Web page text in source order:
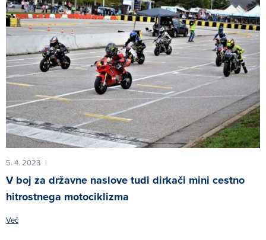
5. 4. 2023 |
V boj za državne naslove tudi dirkači mini cestno
hitrostnega motociklizma
Več